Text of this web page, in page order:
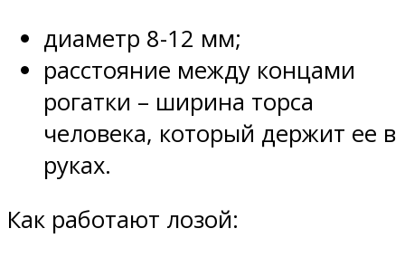
диаметр 8-12 мм;
расстояние между концами
рогатки – ширина торса
человека, который держит ее в
руках.
Как работают лозой: